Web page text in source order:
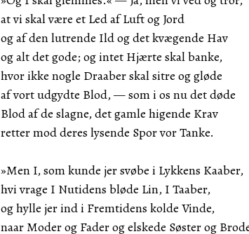
at vi skal være et Led af Luft og Jord
og af den lutrende Ild og det kvægende Hav
og alt det gode; og intet Hjærte skal banke,
hvor ikke nogle Draaber skal sitre og gløde
af vort udgydte Blod, — som i os nu det døde
Blod af de slagne, det gamle higende Krav
retter mod deres lysende Spor vor Tanke.
»Men I, som kunde jer svøbe i Lykkens Kaaber,
hvi vrage I Nutidens bløde Lin, I Taaber,
og hylle jer ind i Fremtidens kolde Vinde,
naar Moder og Fader og elskede Søster og